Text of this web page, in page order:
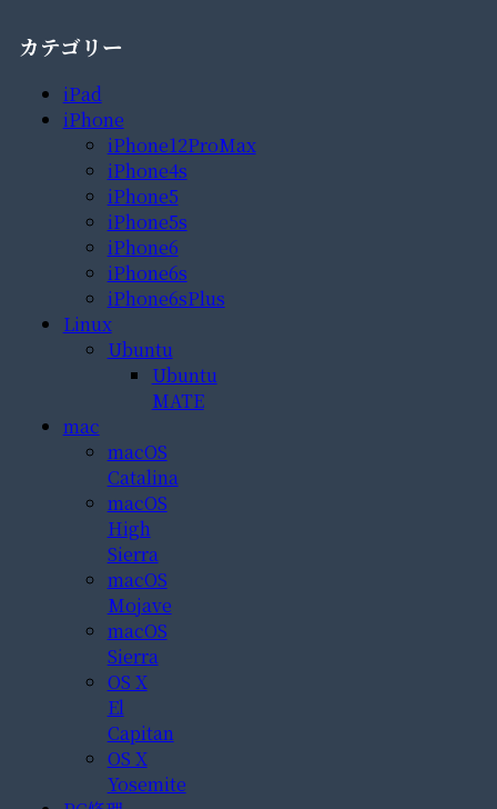
カテゴリー
iPad
iPhone
iPhone12ProMax
iPhone4s
iPhone5
iPhone5s
iPhone6
iPhone6s
iPhone6sPlus
Linux
Ubuntu
Ubuntu
MATE
mac
macOS
Catalina
macOS
High
Sierra
macOS
Mojave
macOS
Sierra
OS X
El
Capitan
OS X
Yosemite